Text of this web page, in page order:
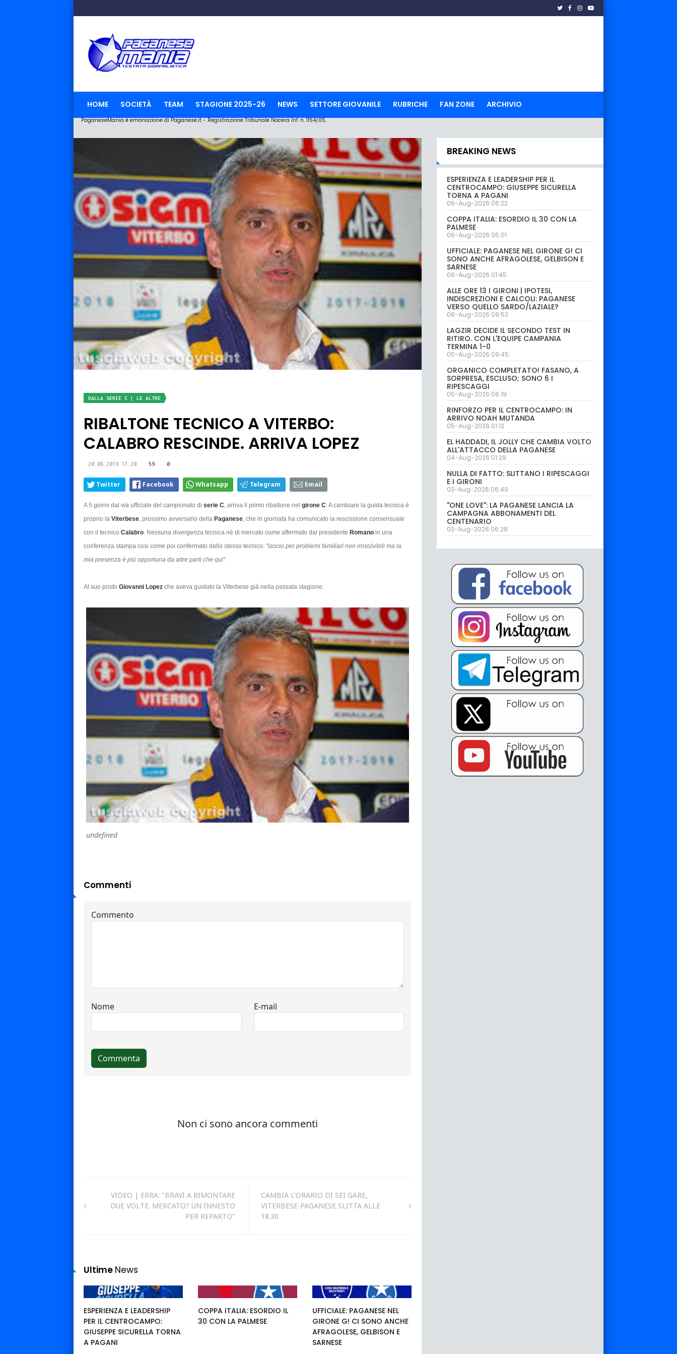
HOME SOCIETÀ TEAM STAGIONE 2025-26 NEWS SETTORE GIOVANILE RUBRICHE FAN ZONE ARCHIVIO
PaganeseMania è emanazione di Paganese.it - Registrazione Tribunale Nocera Inf. n. 1154/05.
DALLA SERIE C | LE ALTRE
RIBALTONE TECNICO A VITERBO:
CALABRO RESCINDE. ARRIVA LOPEZ
20.08.2019 17:20 59 0
Twitter Facebook Whatsapp Telegram Email
A 5 giorni dal via ufficiale del campionato di serie C, arriva il primo ribaltone nel girone C. A cambiare la guida tecnica è
proprio la Viterbese, prossimo avversario della Paganese, che in giornata ha comunicato la rescissione consensuale
con il tecnico Calabro. Nessuna divergenza tecnica nè di mercato come affermato dal presidente Romano in una
conferenza stampa cosi come poi confermato dallo stesso tecnico: "lascio per problemi familiari non irrisolvibili ma la
mia presenza è più opportuna da altre parti che qui".
Al suo posto Giovanni Lopez che aveva guidato la Viterbese già nella passata stagione.
undefined
Commenti
VIDEO | ERRA: "BRAVI A RIMONTARE
DUE VOLTE. MERCATO? UN INNESTO
PER REPARTO"
CAMBIA L'ORARIO DI SEI GARE,
VITERBESE-PAGANESE SLITTA ALLE
18.30
Ultime News
ESPERIENZA E LEADERSHIP
PER IL CENTROCAMPO:
GIUSEPPE SICURELLA TORNA
A PAGANI
COPPA ITALIA: ESORDIO IL
30 CON LA PALMESE
UFFICIALE: PAGANESE NEL
GIRONE G! CI SONO ANCHE
AFRAGOLESE, GELBISON E
SARNESE
BREAKING NEWS
ESPERIENZA E LEADERSHIP PER IL
CENTROCAMPO: GIUSEPPE SICURELLA
TORNA A PAGANI
06-Aug-2026 06:22
COPPA ITALIA: ESORDIO IL 30 CON LA
PALMESE
06-Aug-2026 05:01
UFFICIALE: PAGANESE NEL GIRONE G! CI
SONO ANCHE AFRAGOLESE, GELBISON E
SARNESE
06-Aug-2026 01:45
ALLE ORE 13 I GIRONI | IPOTESI,
INDISCREZIONI E CALCOLI: PAGANESE
VERSO QUELLO SARDO/LAZIALE?
06-Aug-2026 09:53
LAGZIR DECIDE IL SECONDO TEST IN
RITIRO. CON L'EQUIPE CAMPANIA
TERMINA 1-0
05-Aug-2026 09:45
ORGANICO COMPLETATO! FASANO, A
SORPRESA, ESCLUSO; SONO 6 I
RIPESCAGGI
05-Aug-2026 06:19
RINFORZO PER IL CENTROCAMPO: IN
ARRIVO NOAH MUTANDA
05-Aug-2026 01:12
EL HADDADI, IL JOLLY CHE CAMBIA VOLTO
ALL'ATTACCO DELLA PAGANESE
04-Aug-2026 01:29
NULLA DI FATTO: SLITTANO I RIPESCAGGI
E I GIRONI
03-Aug-2026 06:49
"ONE LOVE": LA PAGANESE LANCIA LA
CAMPAGNA ABBONAMENTI DEL
CENTENARIO
03-Aug-2026 06:28